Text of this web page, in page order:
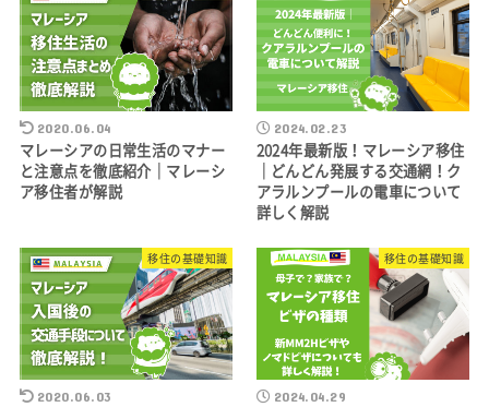
2020.06.04
マレーシアの日常生活のマナー
と注意点を徹底紹介｜マレーシ
ア移住者が解説
2024.02.23
2024年最新版！マレーシア移住
｜どんどん発展する交通網！ク
アラルンプールの電車について
詳しく解説
移住の基礎知識
2020.06.03
移住の基礎知識
2024.04.29